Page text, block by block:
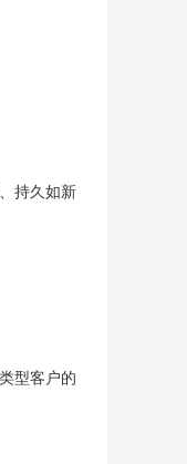
持久如新
型客户的